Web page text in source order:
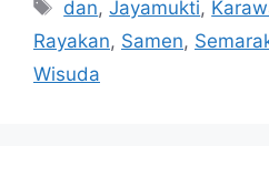
dan,Jayamukti,
Rayakan, Samen,
Wisuda